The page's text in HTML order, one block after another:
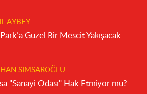
AYBEY
Güzel Bir Mescit Yakışacak
SIMSAROĞLU
"Sanayi Odası" Hak Etmiyor mu?